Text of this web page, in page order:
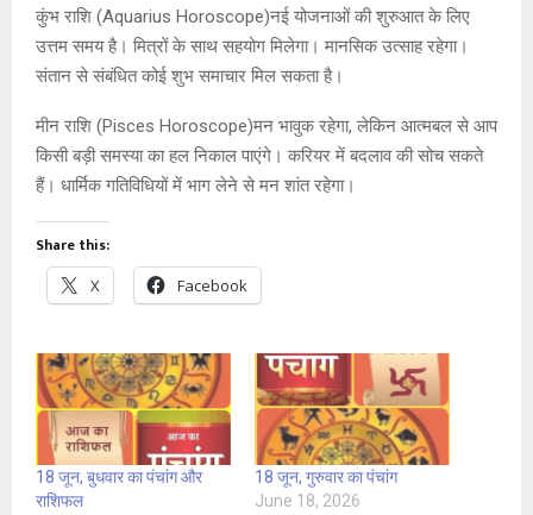
कुंभ राशि (Aquarius Horoscope)नई योजनाओं की शुरुआत के लिए
उत्तम समय है। मित्रों के साथ सहयोग मिलेगा। मानसिक उत्साह रहेगा।
संतान से संबंधित कोई शुभ समाचार मिल सकता है।
मीन राशि (Pisces Horoscope)मन भावुक रहेगा, लेकिन आत्मबल से आप
किसी बड़ी समस्या का हल निकाल पाएंगे। करियर में बदलाव की सोच सकते
हैं। धार्मिक गतिविधियों में भाग लेने से मन शांत रहेगा।
Share this:
X Facebook
18 जून, बुधवार का पंचांग और
राशिफल
18 जून, गुरुवार का पंचांग
June 18, 2026